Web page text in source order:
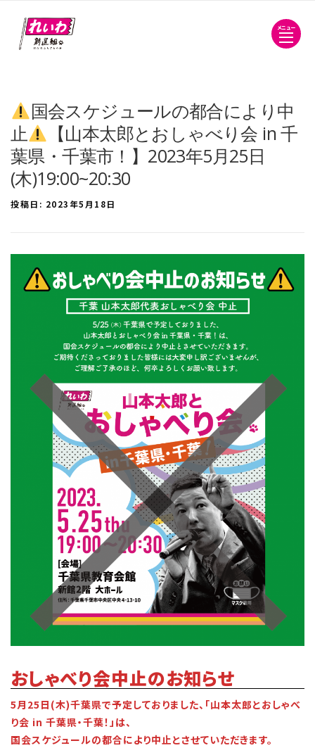
メニュー
国会スケジュールの都合により中
止
【山本太郎とおしゃべり会 in 千
葉県・千葉市！】2023年5月25日
(木)19:00~20:30
投稿日: 2023年5月18日
おしゃべり会中止のお知らせ
5月25日(木)千葉県で予定しておりました、「山本太郎とおしゃべ
り会 in 千葉県・千葉！」は、
国会スケジュールの都合により中止とさせていただきます。